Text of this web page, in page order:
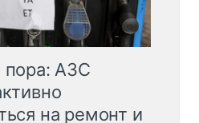
пора: АЗС
на ремонт и